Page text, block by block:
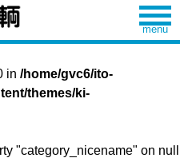
in /home/gvc6/ito-
themes/ki-
"category_nicename" on null